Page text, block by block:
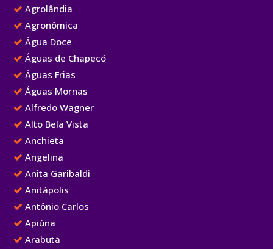
Agrolândia
Agronômica
Água Doce
Águas de Chapecó
Águas Frias
Águas Mornas
Alfredo Wagner
Alto Bela Vista
Anchieta
Angelina
Anita Garibaldi
Anitápolis
Antônio Carlos
Apiúna
Arabutã